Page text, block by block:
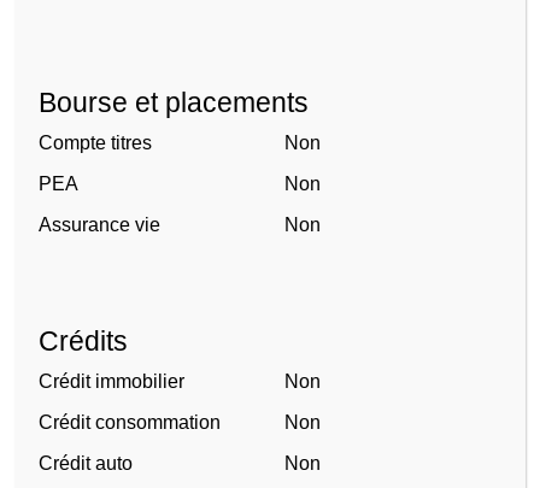
Bourse et placements
Compte titres
Non
PEA
Non
Assurance vie
Non
Crédits
Crédit immobilier
Non
Crédit consommation
Non
Crédit auto
Non